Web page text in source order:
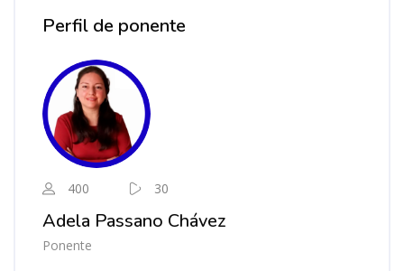
Perfil de ponente
400 30
Adela Passano Chávez
Ponente